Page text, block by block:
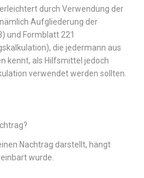
durch Verwendung der
Aufgliederung der
und Formblatt 221
die jedermann aus
kennt, als Hilfsmittel jedoch
verwendet werden sollten.
Nachtrag darstellt, hängt
wurde.